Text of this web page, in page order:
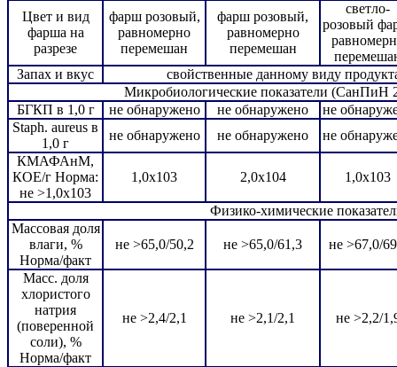
Цвет и вид
фарша на
разрезе
фарш розовый,
равномерно
перемешан
фарш розовый,
равномерно
перемешан
светло-
розовый
Запах и вкус
свойственные данному виду
Микробиологические показатели
БГКП в 1,0 г
не обнаружено не обнаружено
не
Staph. aurеus в
1,0 г
не обнаружено не обнаружено
не
КМАФАнМ,
КОЕ/г Норма:
не >1,0х103
1,0х103 2,0х104 1,0х103
Физико-химические
Массовая доля
влаги, %
Норма/факт
не >65,0/50,2 не >65,0/61,3 не >67,0/
Масс. доля
хлористого
натрия
(поверенной
соли), %
Норма/факт
не >2,4/2,1 не >2,1/2,1 не >2,2/